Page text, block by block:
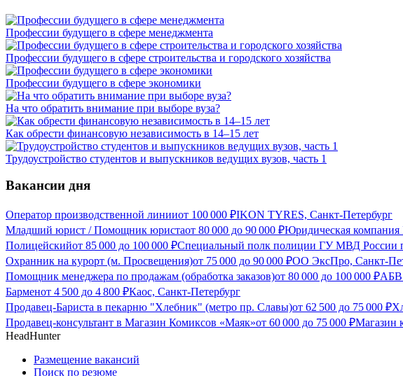
Профессии будущего в сфере менеджмента
Профессии будущего в сфере строительства и городского хозяйства
Профессии будущего в сфере экономики
На что обратить внимание при выборе вуза?
Как обрести финансовую независимость в 14–15 лет
Трудоустройство студентов и выпускников ведущих вузов, часть 1
Вакансии дня
Оператор производственной линииот 100 000 ₽IKON TYRES, Санкт-Петербург
Младший юрист / Помощник юристаот 80 000 до 90 000 ₽Юридическая
Полицейскийот 85 000 до 100 000 ₽Специальный полк полиции ГУ МВД России
Охранник на курорт (м. Просвещения)от 75 000 до 90 000 ₽ОО ЭксПро, Санкт-
Помощник менеджера по продажам (обработка заказов)от 80 000 до 100 000 ₽АБВ
Барменот 4 500 до 4 800 ₽Каос, Санкт-Петербург
Продавец-Бариста в пекарню "Хлебник" (метро пр. Славы)от 62 500 до 75 000 ₽
Продавец-консультант в Магазин Комиксов «Маяк»от 60 000 до 75 000 ₽Магазин
HeadHunter
Размещение вакансий
Поиск по резюме